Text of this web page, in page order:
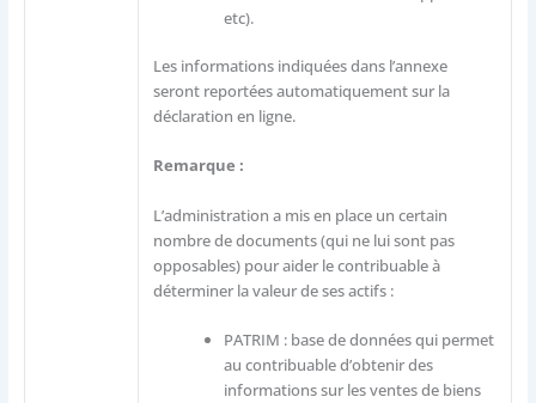
etc).
Les informations indiquées dans l’annexe
seront reportées automatiquement sur la
déclaration en ligne.
Remarque :
L’administration a mis en place un certain
nombre de documents (qui ne lui sont pas
opposables) pour aider le contribuable à
déterminer la valeur de ses actifs :
PATRIM : base de données qui permet
au contribuable d’obtenir des
informations sur les ventes de biens